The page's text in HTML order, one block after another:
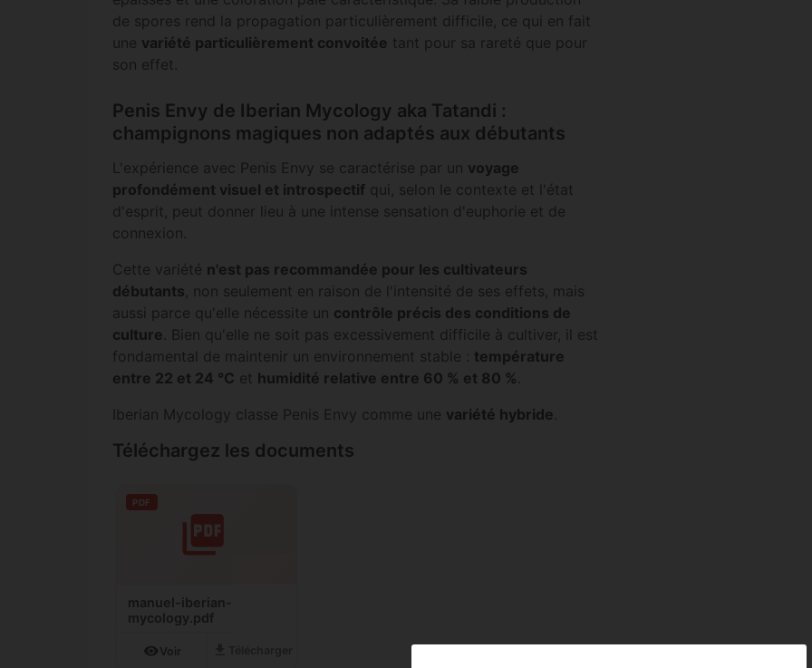
de spores rend la propagation particulièrement difficile, ce qui en fait
une variété particulièrement convoitée tant pour sa rareté que pour
son effet.
Penis Envy de Iberian Mycology aka Tatandi :
champignons magiques non adaptés aux débutants
L'expérience avec Penis Envy se caractérise par un voyage
profondément visuel et introspectif qui, selon le contexte et l'état
d'esprit, peut donner lieu à une intense sensation d'euphorie et de
connexion.
Cette variété n'est pas recommandée pour les cultivateurs
débutants, non seulement en raison de l'intensité de ses effets, mais
aussi parce qu'elle nécessite un contrôle précis des conditions de
culture. Bien qu'elle ne soit pas excessivement difficile à cultiver, il est
fondamental de maintenir un environnement stable : température
entre 22 et 24 °C et humidité relative entre 60 % et 80 % .
Iberian Mycology classe Penis Envy comme une variété hybride.
Téléchargez les documents
PDF
manuel-iberian-
mycology.pdf
visibility Voir